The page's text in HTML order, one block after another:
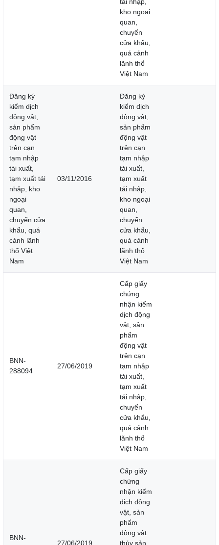
kho ngoại
quan,
chuyển
cửa khẩu,
quá cảnh
lãnh thổ
Việt Nam
Đăng ký
kiểm dịch
động vật,
sản phẩm
động vật
trên cạn
tạm nhập
tái xuất,
tạm xuất tái
nhập, kho
ngoại
quan,
chuyển cửa
khẩu, quá
cảnh lãnh
thổ Việt
Nam
03/11/2016
Đăng ký
kiểm dịch
động vật,
sản phẩm
động vật
trên cạn
tạm nhập
tái xuất,
tạm xuất
tái nhập,
kho ngoại
quan,
chuyển
cửa khẩu,
quá cảnh
lãnh thổ
Việt Nam
BNN-
288094
27/06/2019
Cấp giấy
chứng
nhận kiểm
dịch động
vật, sản
phẩm
động vật
trên cạn
tạm nhập
tái xuất,
tạm xuất
tái nhập,
chuyển
cửa khẩu,
quá cảnh
lãnh thổ
Việt Nam
BNN-
27/06/2019
Cấp giấy
chứng
nhận kiểm
dịch động
vật, sản
phẩm
động vật
thủy sản